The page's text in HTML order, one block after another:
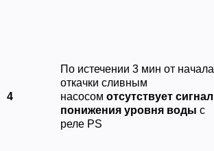
4
По истечении 3 мин от начала
откачки сливным
насосом отсутствует сигнал
понижения уровня воды с
реле PS